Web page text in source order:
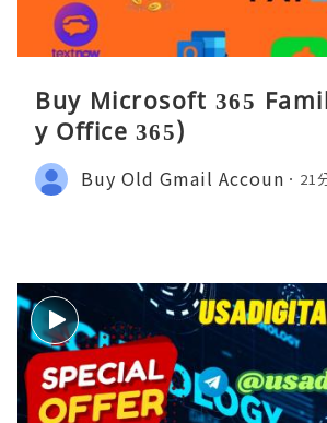
Buy Microsoft 365
y Office 365)
Buy Old Gmail Accoun 21